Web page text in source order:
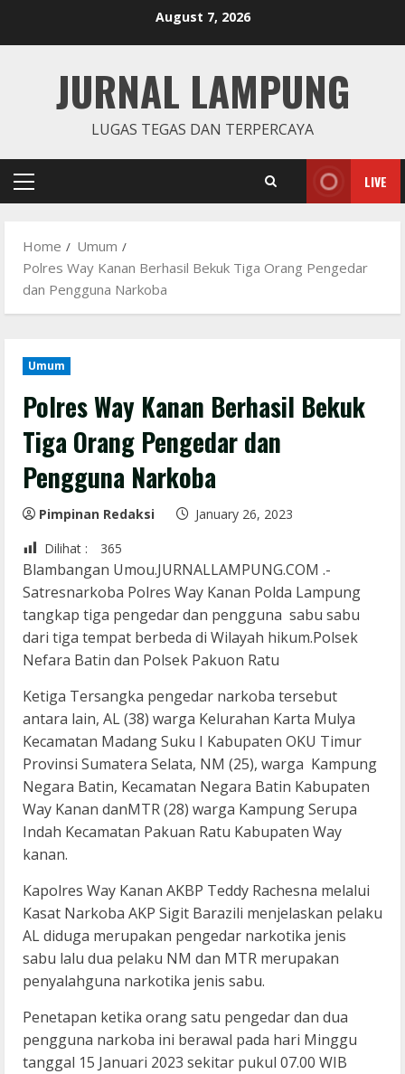
August 7, 2026
JURNAL LAMPUNG
LUGAS TEGAS DAN TERPERCAYA
Primary
LIVE
Home
Umum
Polres Way Kanan Berhasil Bekuk Tiga Orang Pengedar
dan Pengguna Narkoba
Umum
Polres Way Kanan Berhasil Bekuk
Tiga Orang Pengedar dan
Pengguna Narkoba
Pimpinan Redaksi
January 26, 2023
Dilihat :
365
Blambangan Umou.JURNALLAMPUNG.COM .-
Satresnarkoba Polres Way Kanan Polda Lampung
tangkap tiga pengedar dan pengguna sabu sabu
dari tiga tempat berbeda di Wilayah hikum.Polsek
Nefara Batin dan Polsek Pakuon Ratu
Ketiga Tersangka pengedar narkoba tersebut
antara lain, AL (38) warga Kelurahan Karta Mulya
Kecamatan Madang Suku I Kabupaten OKU Timur
Provinsi Sumatera Selata, NM (25), warga Kampung
Negara Batin, Kecamatan Negara Batin Kabupaten
Way Kanan danMTR (28) warga Kampung Serupa
Indah Kecamatan Pakuan Ratu Kabupaten Way
kanan.
Kapolres Way Kanan AKBP Teddy Rachesna melalui
Kasat Narkoba AKP Sigit Barazili menjelaskan pelaku
AL diduga merupakan pengedar narkotika jenis
sabu lalu dua pelaku NM dan MTR merupakan
penyalahguna narkotika jenis sabu.
Penetapan ketika orang satu pengedar dan dua
pengguna narkoba ini berawal pada hari Minggu
tanggal 15 Januari 2023 sekitar pukul 07.00 WIB